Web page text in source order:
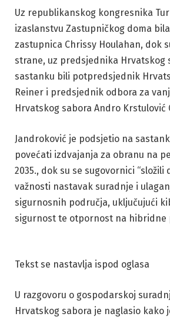
Uz republikanskog kongresnika
izaslanstvu Zastupničkog doma
zastupnica Chrissy Houlahan, dok
strane, uz predsjednika Hrvatskog
sastanku bili potpredsjednik
Reiner i predsjednik odbora za
Hrvatskog sabora Andro Krstulović
Jandroković je podsjetio na
povećati izdvajanja za obranu na
2035., dok su se sugovornici “složili
važnosti nastavak suradnje i
sigurnosnih područja, uključujući
sigurnost te otpornost na hibridne
Tekst se nastavlja ispod oglasa
U razgovoru o gospodarskoj
Hrvatskog sabora je naglasio kako